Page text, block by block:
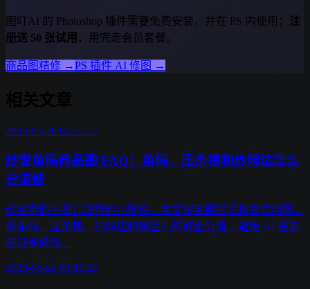
图叮AI 的 Photoshop 插件需要免费安装，并在 PS 内使用； 注
册送 50 张试用 ，用完走会员套餐。
商品图精修 →PS 插件 AI 修图 →
2026-05-26 02:31:27
纱窗角码商品图 FAQ：角码、压条槽和纱网边怎么
分流修
纱窗角码不是几块塑料小配件。本文按客服常见搜索式问题，
拆角码、压条槽、纱网边和螺丝孔的修图分流，避免 AI 把安
装证据修没。
2026-05-22 03:10:25